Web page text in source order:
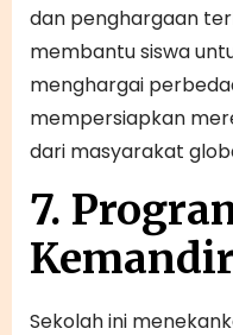
dan penghargaan
membantu siswa
menghargai
mempersiapkan
dari masyarakat
7.
Sekolah ini